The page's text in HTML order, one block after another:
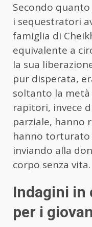
Secondo
i sequestratori
famiglia di
equivalente a
la sua
pur disperata,
soltanto la metà
rapitori, invece
parziale, hanno
hanno torturato
inviando alla
corpo senza vita.
Indagini in
per i